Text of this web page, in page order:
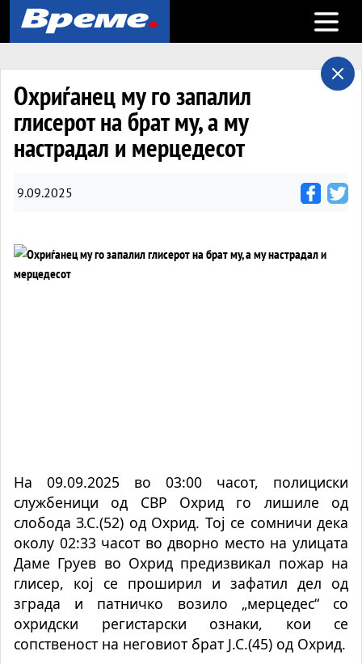
Open
Охриѓанец му го запалил
глисерот на брат му, a му
настрадал и мерцедесот
9.09.2025
На 09.09.2025 во 03:00 часот, полициски
службеници од СВР Охрид го лишиле од
слобода З.С.(52) од Охрид. Тој се сомничи дека
околу 02:33 часот во дворно место на улицата
Даме Груев во Охрид предизвикал пожар на
глисер, кој се проширил и зафатил дел од
зграда и патничко возило „мерцедес“ со
охридски регистарски ознаки, кои се
сопственост на неговиот брат Ј.С.(45) од Охрид.